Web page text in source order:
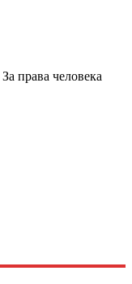
права человека